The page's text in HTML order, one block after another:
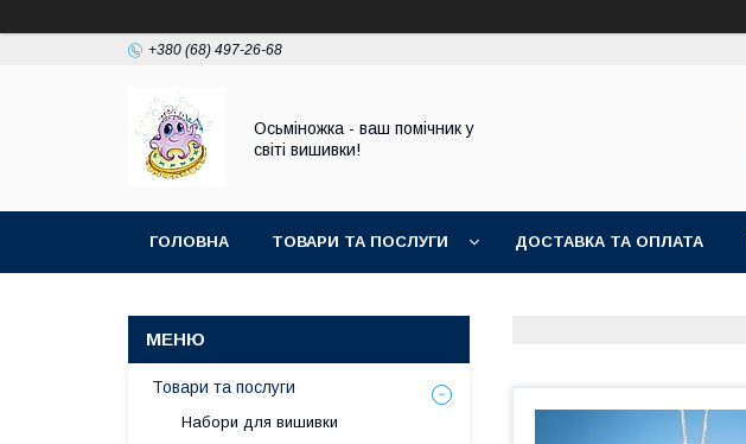
+380 (68) 497-26-68
Осьміножка - ваш помічник у
світі вишивки!
ГОЛОВНА ТОВАРИ ТА ПОСЛУГИ ДОСТАВКА ТА ОПЛАТА
Товари та послуги
Набори для вишивки